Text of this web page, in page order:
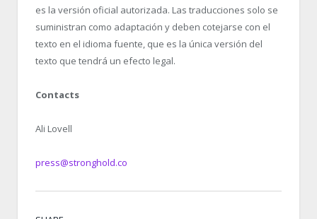
es la versión oficial autorizada. Las traducciones solo se
suministran como adaptación y deben cotejarse con el
texto en el idioma fuente, que es la única versión del
texto que tendrá un efecto legal.
Contacts
Ali Lovell
press@stronghold.co